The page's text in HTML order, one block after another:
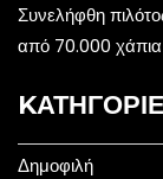
Συνελήφθη
από 70.000
Δημοφιλή